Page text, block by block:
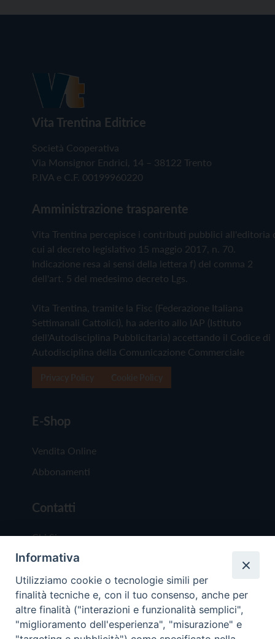
Vita Trentina Editrice
Società Cooperativa
Via Monsignor Endrici, 14 – 38122 Trento
P.IVA e C.F. 00199960220
Amministrazione trasparente
Vita Trentina percepisce i contributi pubblici all'editoria
cui al decreto legislativo 15 maggio 2017, n. 70.
Indicazione resa ai sensi della lettera f) del comma 2
dell'art. 5 del medesimo decreto Lgs.
Vita Trentina, tramite la Fisc (Federazione Italiana
Settimanali Cattolici), ha aderito allo IAP (Istituto
dell'Autodisciplina Pubblicitaria) accettando il Codice di
Autodisciplina della Comunicazione Commerciale
E-Shop
Vendita Online
Abbonamenti
Contatti
Chi Siamo
Redazione
Scrivici
Informativa
Utilizziamo cookie o tecnologie simili per
finalità tecniche e, con il tuo consenso, anche per
altre finalità ("interazioni e funzionalità semplici",
"miglioramento dell'esperienza", "misurazione" e